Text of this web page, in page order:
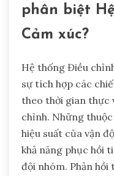
phân biệt
Cảm xúc?
Hệ thống Điều
sự tích hợp các
theo thời gian thực
chỉnh. Những
hiệu suất của vận
khả năng phục hồi
đội nhóm. Phản